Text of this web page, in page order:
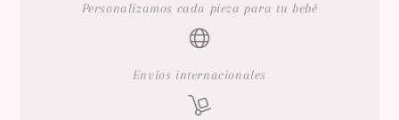
Personalizamos cada pieza para tu bebé
Envíos internacionales